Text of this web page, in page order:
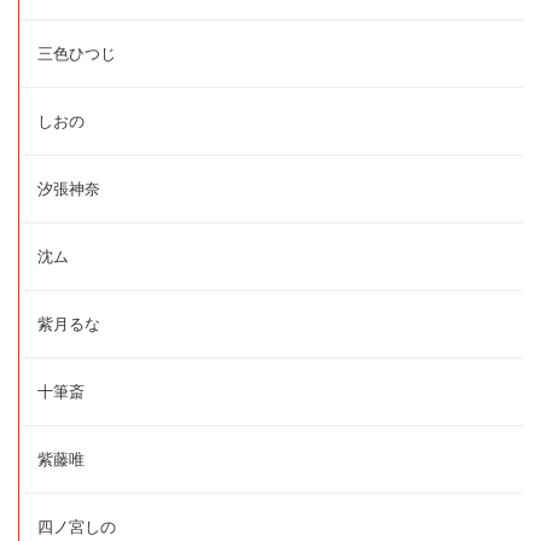
三色ひつじ
しおの
汐張神奈
沈ム
紫月るな
十筆斎
紫藤唯
四ノ宮しの